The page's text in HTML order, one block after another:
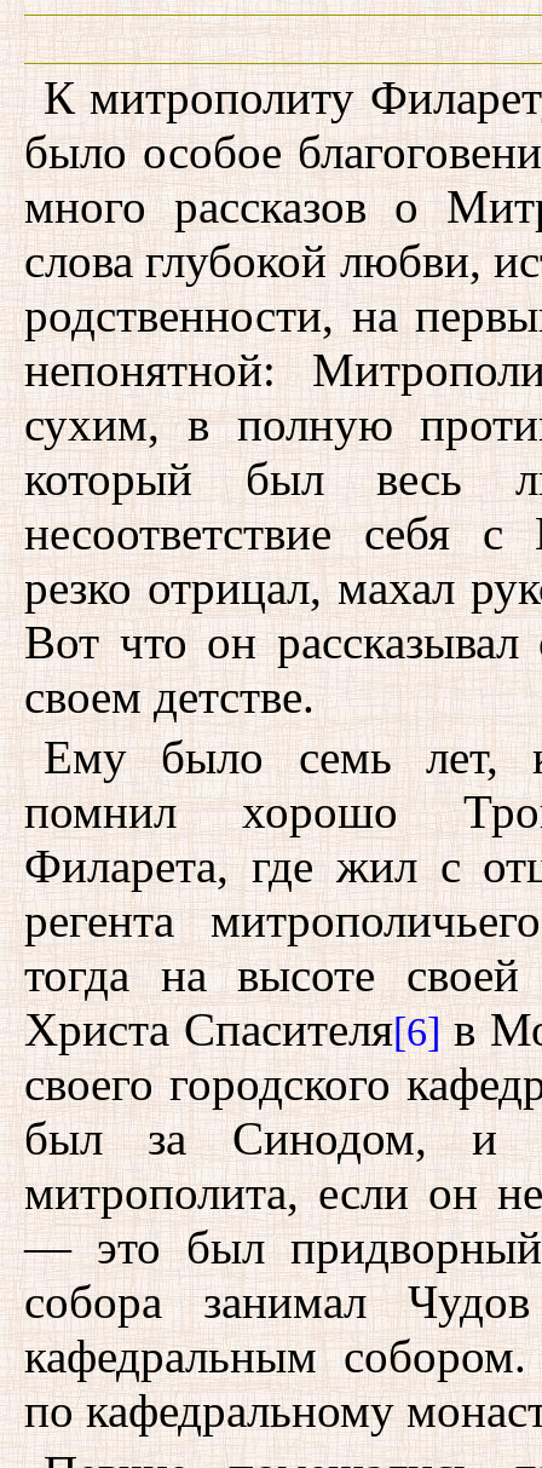
К митрополиту
было особое
много рассказов о
слова глубокой любви,
родственности, на
непонятной:
сухим, в полную
который был весь
несоответствие себя
резко отрицал, махал
Вот что он
своем детстве.
Ему было семь лет,
помнил хорошо
Филарета, где жил с
регента
тогда на высоте
Христа Спасителя[6]в
своего городского
был за Синодом, и
митрополита, если он
— это был придворный
собора занимал
кафедральным
по кафедральному